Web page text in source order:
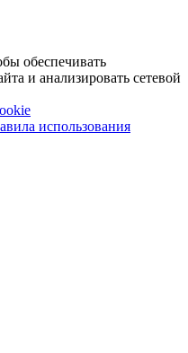
обеспечивать
и анализировать сетевой
использования